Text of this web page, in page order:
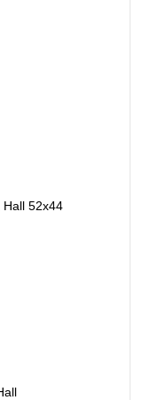
Hall 52x44